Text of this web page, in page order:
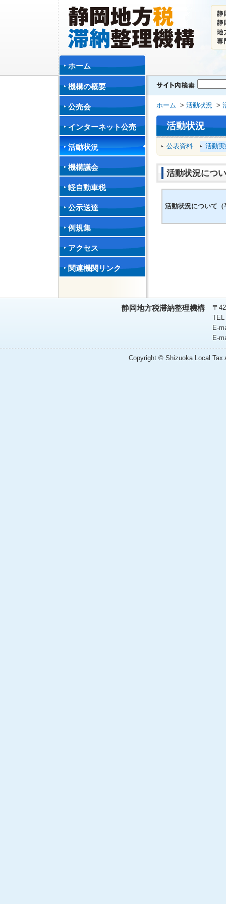
ホーム
機構の概要
公売会
インターネット公売
活動状況
機構議会
軽自動車税
公示送達
例規集
アクセス
関連機関リンク
ホーム > 活動状況 >
活動状況
公表資料 活動
活動状況につ
活動状況について
静岡地方税滞納整理機構
〒
TEL
E-
E-
Copyright © Shizuoka Local Tax